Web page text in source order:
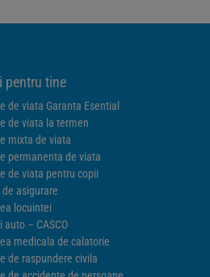
pentru tine
de viata Garanta Esential
de viata la termen
mixta de viata
permanenta de viata
de viata pentru copii
asigurare
locuintei
auto – CASCO
medicala de calatorie
de raspundere civila